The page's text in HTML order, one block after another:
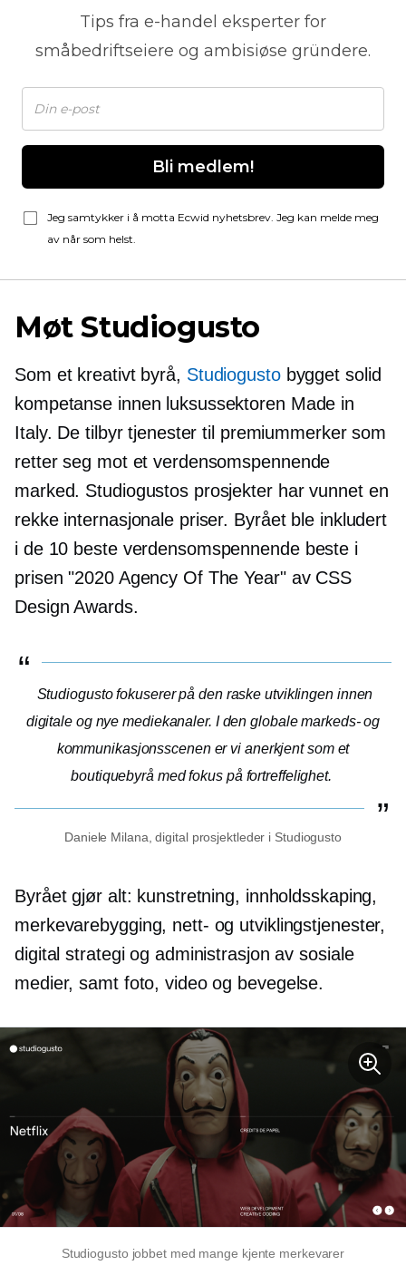
Tips fra e-handel eksperter for
småbedriftseiere og ambisiøse gründere.
Bli medlem!
Jeg samtykker i å motta Ecwid nyhetsbrev. Jeg kan melde meg
av når som helst.
Møt Studiogusto
Som et kreativt byrå, Studiogustobygget solid
kompetanse innen luksussektoren Made in
Italy. De tilbyr tjenester til premiummerker som
retter seg mot et verdensomspennende
marked. Studiogustos prosjekter har vunnet en
rekke internasjonale priser. Byrået ble inkludert
i de 10 beste verdensomspennende beste i
prisen "2020 Agency Of The Year" av CSS
Design Awards.
Studiogusto fokuserer på den raske utviklingen innen
digitale og nye mediekanaler. I den globale markeds- og
kommunikasjonsscenen er vi anerkjent som et
boutiquebyrå med fokus på fortreffelighet.
Daniele Milana, digital prosjektleder i Studiogusto
Byrået gjør alt: kunstretning, innholdsskaping,
merkevarebygging, nett- og utviklingstjenester,
digital strategi og administrasjon av sosiale
medier, samt foto, video og bevegelse.
Studiogusto jobbet med mange kjente merkevarer